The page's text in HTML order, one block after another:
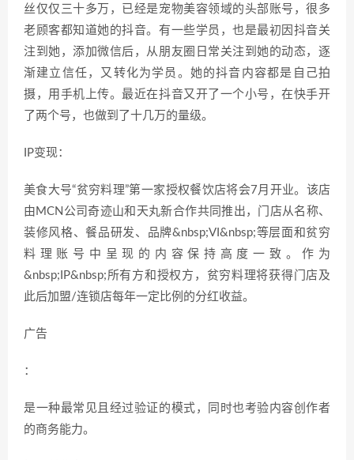
丝仅仅三十多万，已经是宠物美容领域的头部账号，很多
老顾客都知道她的抖音。有一些学员，也是最初因抖音关
注到她，添加微信后，从朋友圈日常关注到她的动态，逐
渐建立信任，又转化为学员。她的抖音内容都是自己拍
摄，用手机上传。最近在抖音又开了一个小号，在快手开
了两个号，也做到了十几万的量级。
IP变现：
美食大号“贫穷料理”第一家授权餐饮店将会7月开业。该店
由MCN公司奇迹山和天丸新合作共同推出，门店从名称、
装修风格、餐品研发、品牌&nbsp;VI&nbsp;等层面和贫穷
料理账号中呈现的内容保持高度一致。作为
&nbsp;IP&nbsp;所有方和授权方，贫穷料理将获得门店及
此后加盟/连锁店每年一定比例的分红收益。
广告
：
是一种最常见且经过验证的模式，同时也考验内容创作者
的商务能力。